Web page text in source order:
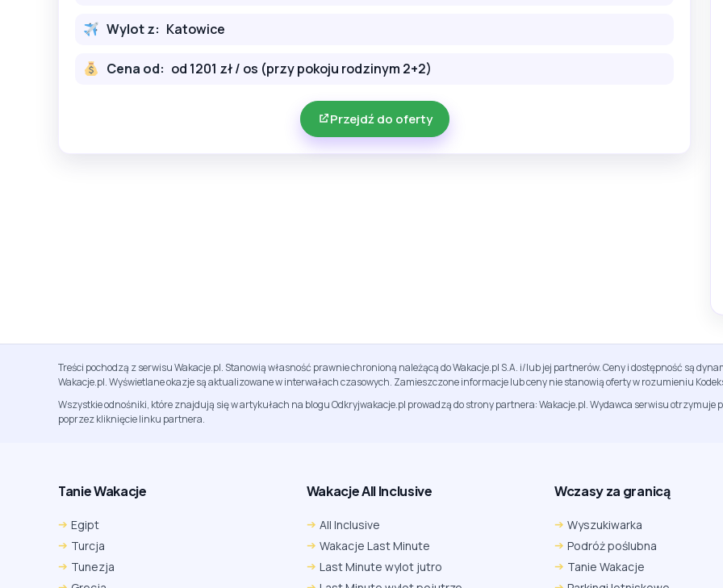
Wylot z: Katowice
Cena od: od 1201 zł / os (przy pokoju rodzinym 2+2)
Przejdź do oferty
Treści pochodzą z serwisu Wakacje.pl. Stanowią własność prawnie chronioną należącą do Wakacje.pl S.A. i/lub jej partnerów. Ceny i dostępność są
Wakacje.pl. Wyświetlane okazje są aktualizowane w interwałach czasowych. Zamieszczone informacje lub ceny nie stanowią oferty w rozumieniu
Wszystkie odnośniki, które znajdują się w artykułach na blogu Odkryjwakacje.pl prowadzą do strony partnera: Wakacje.pl. Wydawca serwisu
poprzez kliknięcie linku partnera.
Tanie Wakacje
Egipt
Turcja
Tunezja
Wakacje All Inclusive
All Inclusive
Wakacje Last Minute
Last Minute wylot jutro
Wczasy za granicą
Wyszukiwarka
Podróż poślubna
Tanie Wakacje